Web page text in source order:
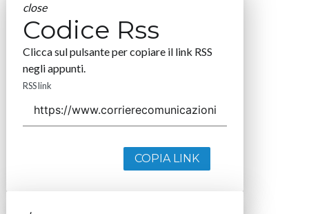
close
Codice Rss
Clicca sul pulsante per copiare il link RSS
negli appunti.
RSS link
COPIA LINK